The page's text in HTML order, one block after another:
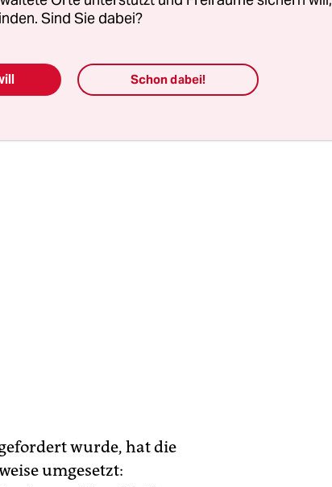
sucht
an Hitze, Dürre
128–
wurde, hat die
umgesetzt:
Sind Sie dabei?
Schon dabei!